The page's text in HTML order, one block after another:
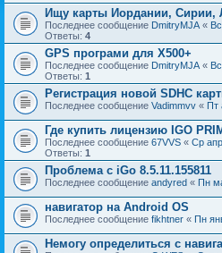
Ищу карты Иордании, Сирии,
Последнее сообщение DmitryMJA «
Ответы: 4
GPS програми для Х500+
Последнее сообщение DmitryMJA «
Ответы: 1
Регистрация новой SDHC
Последнее сообщение Vadimmvv « Пт
Где купить лицензию IGO
Последнее сообщение 67VVS « Ср
Ответы: 1
Проблема с iGo 8.5.11.155811
Последнее сообщение andyred « Пн
навигатор на Android OS
Последнее сообщение fikhtner « Пн
Немогу определиться с